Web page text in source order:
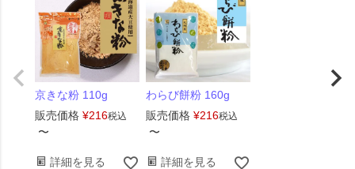
京きな粉 110g
販売価格 ¥216税込
〜
詳細を見る
わらび餅粉 160g
販売価格 ¥216税込
〜
詳細を見る